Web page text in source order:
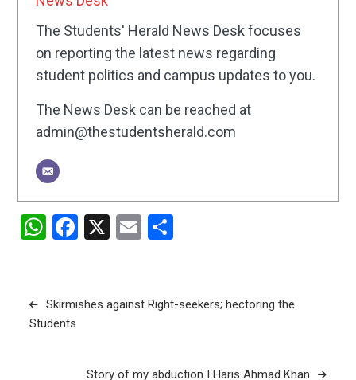
The Students' Herald News Desk focuses
on reporting the latest news regarding
student politics and campus updates to you.
The News Desk can be reached at
admin@thestudentsherald.com
WhatsApp
Facebook
X EmailShare
Post
navigation
Skirmishes against Right-seekers; hectoring the
Students
Story of my abduction I Haris Ahmad Khan